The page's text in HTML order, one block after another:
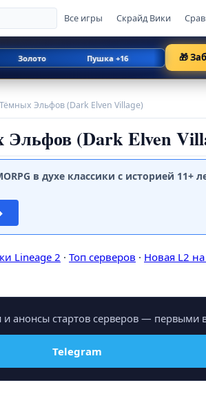
Все игры Скрайд Вики
Золото Пушка +16 Слава
🎁
Эльфов (Dark Elven Village)
(Dark Elven
в духе классики с историей 11+
Lineage 2 · Топ серверов · Новая L2
анонсы стартов серверов — первыми
Telegram